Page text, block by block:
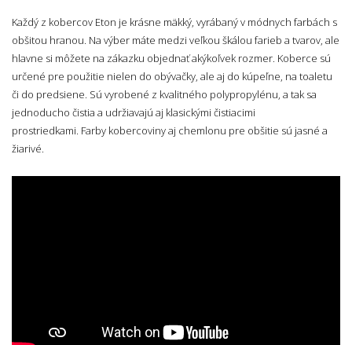
Každý z kobercov Eton je krásne mäkký, vyrábaný v módnych farbách s
obšitou hranou. Na výber máte medzi veľkou škálou farieb a tvarov, ale
hlavne si môžete na zákazku objednať akýkoľvek rozmer. Koberce sú
určené pre použitie nielen do obývačky, ale aj do kúpeľne, na toaletu
či do predsiene. Sú vyrobené z kvalitného polypropylénu, a tak sa
jednoducho čistia a udržiavajú aj klasickými čistiacimi
prostriedkami. Farby kobercoviny aj chemlonu pre obšitie sú jasné a
žiarivé.